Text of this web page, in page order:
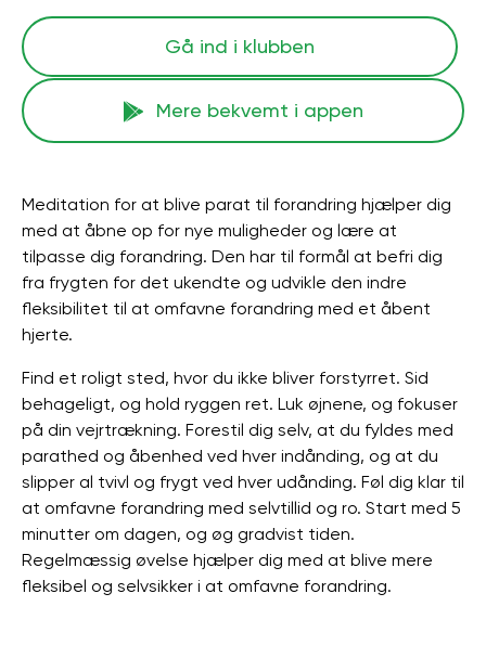
Gå ind i klubben
Mere bekvemt i appen
Meditation for at blive parat til forandring hjælper dig
med at åbne op for nye muligheder og lære at
tilpasse dig forandring. Den har til formål at befri dig
fra frygten for det ukendte og udvikle den indre
fleksibilitet til at omfavne forandring med et åbent
hjerte.
Find et roligt sted, hvor du ikke bliver forstyrret. Sid
behageligt, og hold ryggen ret. Luk øjnene, og fokuser
på din vejrtrækning. Forestil dig selv, at du fyldes med
parathed og åbenhed ved hver indånding, og at du
slipper al tvivl og frygt ved hver udånding. Føl dig klar til
at omfavne forandring med selvtillid og ro. Start med 5
minutter om dagen, og øg gradvist tiden.
Regelmæssig øvelse hjælper dig med at blive mere
fleksibel og selvsikker i at omfavne forandring.